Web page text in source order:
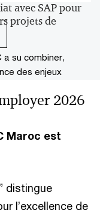
avec SAP pour
projets de
a su combiner,
des enjeux
2026
Maroc est
distingue
l’excellence de